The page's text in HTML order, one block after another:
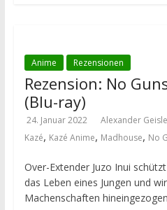
Anime Rezensionen
Rezension: No
(Blu-ray)
24. Januar 2022 Alexander
Kazé, Kazé Anime, Madhouse, No
Over-Extender Juzo Inui
das Leben eines Jungen und
Machenschaften